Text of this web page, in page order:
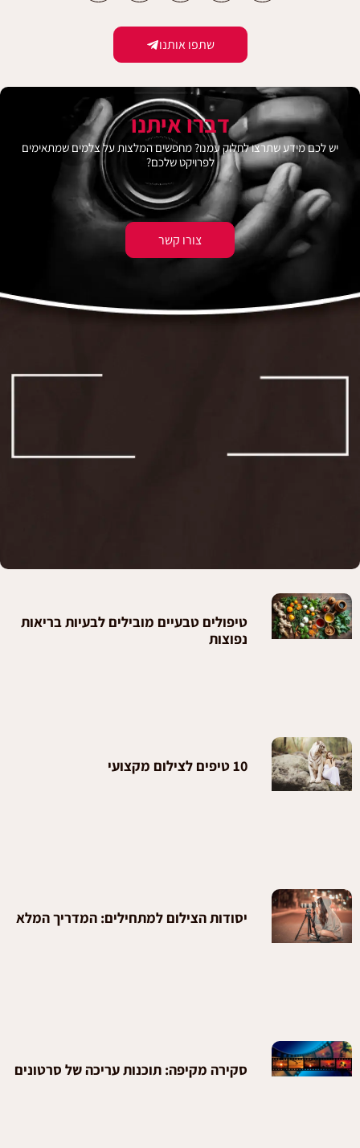
שתפו אותנו
דברו איתנו
יש לכם מידע שתרצו לחלוק עמנו? מחפשים המלצות על צלמים שמתאימים
לפרויקט שלכם?
צורו קשר
טיפולים טבעיים מובילים לבעיות בריאות
נפוצות
10 טיפים לצילום מקצועי
יסודות הצילום למתחילים: המדריך המלא
סקירה מקיפה: תוכנות עריכה של סרטונים